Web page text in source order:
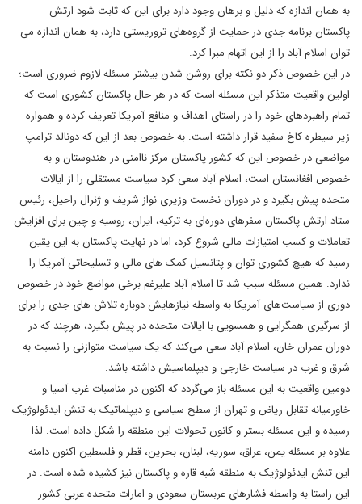
به همان اندازه که دلیل و برهان وجود دارد برای این که ثابت شود ارتش
پاکستان برنامه جدی در حمایت از گروه‌های تروریستی دارد، به همان اندازه می
توان اسلام آباد را از این اتهام مبرا کرد.
در این خصوص ذکر دو نکته برای روشن شدن بیشتر مسئله لازوم ضروری است؛
اولین واقعیت متذکر این مسئله است که در هر حال پاکستان کشوری است که
تمام راهبردهای خود را در راستای اهداف و منافع آمریکا تعریف کرده و همواره
زیر سیطره کاخ سفید قرار داشته است. به خصوص بعد از این که دونالد ترامپ
مواضعی در خصوص این که کشور پاکستان مرکز ناامنی در هندوستان و به
خصوص افغانستان است، اسلام آباد سعی کرد سیاست مستقلی را از ایالات
متحده پیش بگیرد و در دوران نخست وزیری نواز شریف و ژنرال راحیل، رئیس
ستاد ارتش پاکستان سفرهای دوره‌ای به ترکیه، ایران، روسیه و چین برای افزایش
تعاملات و کسب امتیازات مالی شروع کرد، اما در نهایت پاکستان به این یقین
رسید که هیچ کشوری توان و پتانسیل کمک های مالی و تسلیحاتی آمریکا را
ندارد. همین مسئله سبب شد تا اسلام آباد علیرغم برخی مواضع خود در خصوص
دوری از سیاست‌های آمریکا به واسطه نیازهایش دوباره تلاش های جدی را برای
از سرگیری همگرایی و همسویی با ایالات متحده در پیش بگیرد، هرچند که در
دوران عمران خان، اسلام آباد سعی می‌کند که یک سیاست متوازنی را نسبت به
شرق و غرب در سیاست خارجی و دیپلماسیش داشته باشد.
دومین واقعیت به این مسئله باز می‌گردد که اکنون در مناسبات غرب آسیا و
خاورمیانه تقابل ریاض و تهران از سطح سیاسی و دیپلماتیک به تنش ایدئولوژیک
رسیده و این مسئله بستر و کانون تحولات این منطقه را شکل داده است. لذا
علاوه بر مسئله یمن، عراق، سوریه، لبنان، بحرین، قطر و فلسطین اکنون دامنه
این تنش ایدئولوژیک به منطقه شبه قاره و پاکستان نیز کشیده شده است. در
این راستا به واسطه فشارهای عربستان سعودی و امارات متحده عربی کشور